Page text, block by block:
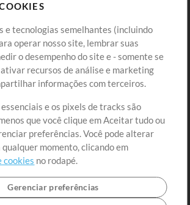
Entre
Cadastre-se
Ir ao carrinho
e tecnologias semelhantes (incluindo
operar nosso site, lembrar suas
o desempenho do site e - somente se
recursos de análise e marketing
informações com terceiros.
e os pixels de tracks são
que você clique em Aceitar tudo ou
preferências. Você pode alterar
qualquer momento, clicando em
cookies no rodapé.
Gerenciar preferências